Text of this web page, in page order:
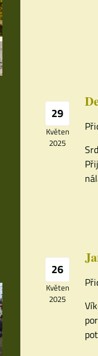
29
Květen
2025
26
Květen
2025